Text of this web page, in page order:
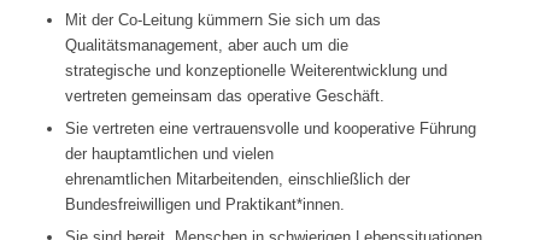
Mit der Co-Leitung kümmern Sie sich um das
Qualitätsmanagement, aber auch um die
strategische und konzeptionelle Weiterentwicklung und
vertreten gemeinsam das operative Geschäft.
Sie vertreten eine vertrauensvolle und kooperative Führung
der hauptamtlichen und vielen
ehrenamtlichen Mitarbeitenden, einschließlich der
Bundesfreiwilligen und Praktikant*innen.